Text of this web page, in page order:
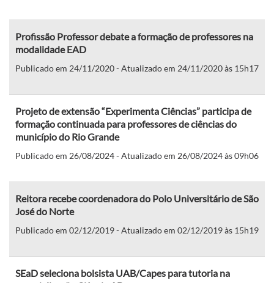
Profissão Professor debate a formação de professores na
modalidade EAD
Publicado em 24/11/2020 - Atualizado em 24/11/2020 às 15h17
Projeto de extensão “Experimenta Ciências” participa de
formação continuada para professores de ciências do
município do Rio Grande
Publicado em 26/08/2024 - Atualizado em 26/08/2024 às 09h06
Reitora recebe coordenadora do Polo Universitário de São
José do Norte
Publicado em 02/12/2019 - Atualizado em 02/12/2019 às 15h19
SEaD seleciona bolsista UAB/Capes para tutoria na